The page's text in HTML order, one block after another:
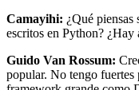
Camayihi: ¿Qué
escritos en Python?
Guido Van Rossum:
popular. No tengo